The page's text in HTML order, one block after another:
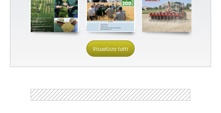
Visualizza tutti